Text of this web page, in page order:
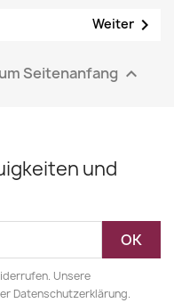
Weiter 
Seitenanfang 
und
Unsere
Datenschutzerklärung.